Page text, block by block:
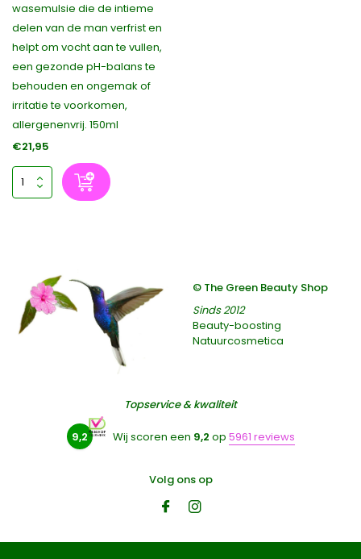
wasemulsie die de intieme
delen van de man verfrist en
helpt om vocht aan te vullen,
een gezonde pH-balans te
behouden en ongemak of
irritatie te voorkomen,
allergenenvrij. 150ml
€21,95
© The Green Beauty Shop
Sinds 2012
Beauty-boosting
Natuurcosmetica
Topservice & kwaliteit
9,2 Wij scoren een 9,2 op 5961 reviews
Volg ons op